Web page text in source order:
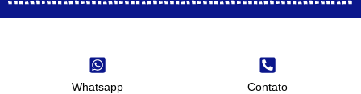
Whatsapp Contato